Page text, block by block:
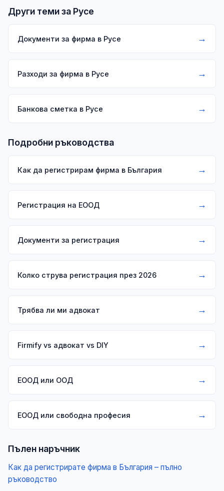
Други теми за Русе
Документи за фирма в Русе →
Разходи за фирма в Русе →
Банкова сметка в Русе →
Подробни ръководства
Как да регистрирам фирма в България →
Регистрация на ЕООД →
Документи за регистрация →
Колко струва регистрация през 2026 →
Трябва ли ми адвокат →
Firmify vs адвокат vs DIY →
ЕООД или ООД →
ЕООД или свободна професия →
Пълен наръчник
Как да регистрирате фирма в България – пълно
ръководство